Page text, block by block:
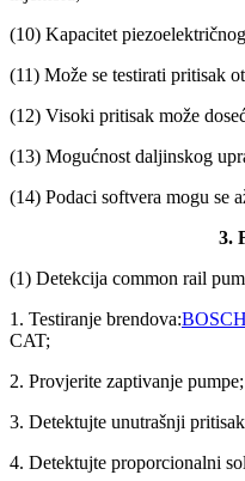
(10) Kapacitet
(11) Može se testirati pritisak
(12) Visoki pritisak može
(13) Mogućnost daljinskog
(14) Podaci softvera mogu se
3.
(1) Detekcija common rail
1. Testiranje brendova:BOSCH
CAT;
2. Provjerite zaptivanje pumpe;
3. Detektujte unutrašnji
4. Detektujte proporcionalni